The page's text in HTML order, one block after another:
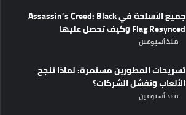
جميع الأسلحة في Assassin’s Creed: Black
Flag Resynced وكيف تحصل عليها
منذ أسبوعين
تسريحات المطورين مستمرة: لماذا تنجح
الألعاب وتفشل الشركات؟
منذ أسبوعين